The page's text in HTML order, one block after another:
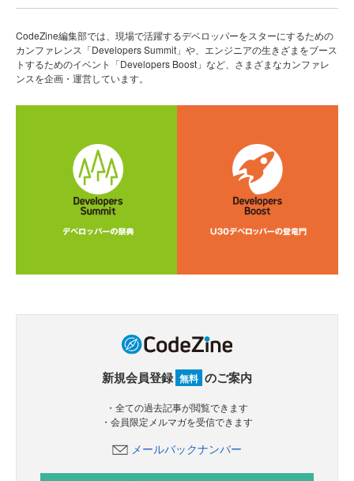
CodeZine編集部では、現場で活躍するデベロッパーをスターにするための
カンファレンス「Developers Summit」や、エンジニアの生きざまをブース
トするためのイベント「Developers Boost」など、さまざまなカンファレ
ンスを企画・運営しています。
新規会員登録 無料 のご案内
・全ての過去記事が閲覧できます
・会員限定メルマガを受信できます
メールバックナンバー